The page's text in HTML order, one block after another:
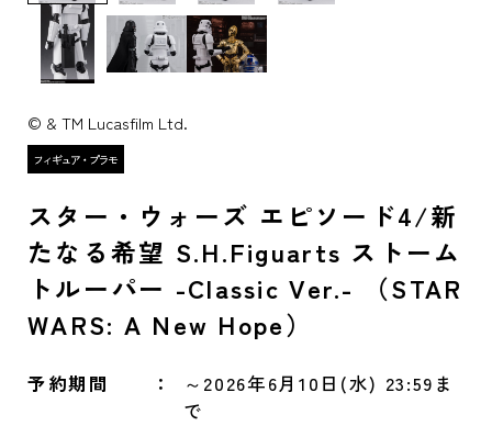
© & TM Lucasfilm Ltd.
スター・ウォーズ エピソード4/新
たなる希望 S.H.Figuarts ストーム
トルーパー -Classic Ver.- （STAR
WARS: A New Hope）
予約期間
～2026年6月10日(水) 23:59ま
で